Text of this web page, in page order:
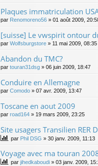
Plaques immatriculation
par Renomoreno56 » 01 août 2009,
[suisse] Le vwspirit ontour
par Wolfsburgstore » 11 mai 2009, 08:35
Abandon du TMC?
par touran31dsg » 06 juin 2009, 18:47
Conduire en Allemagne
par Comodo » 07 avr. 2009, 13:47
Toscane en aout 2009
par road164 » 19 mars 2009, 23:25
Site usagers Transilien RER D
par Phil DSG » 30 janv. 2009, 11:13
Voyage avec ma touran
par jihedkaboudi » 03 janv. 2009,